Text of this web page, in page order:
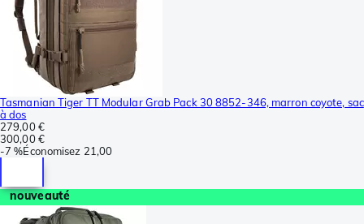
Tasmanian Tiger TT Modular Grab Pack 30 8852-346, marron coyote, sac
à dos
279,00 €
300,00 €
-7 %Économisez 21,00
nouveauté